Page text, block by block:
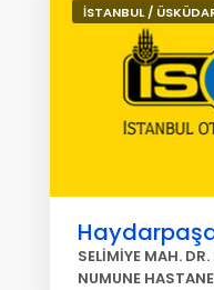
İSTANBUL /
SELİMİYE MAH.
NUMUNE